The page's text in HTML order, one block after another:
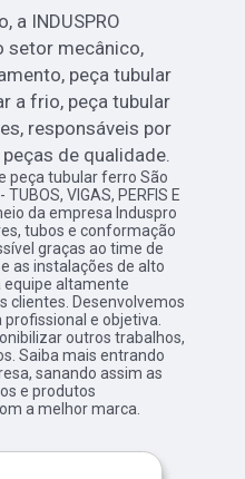
a INDUSPRO
setor mecânico,
peça tubular
a frio, peça tubular
responsáveis por
de qualidade.
peça tubular ferro São
VIGAS, PERFIS E
da empresa Induspro
tubos e conformação
graças ao time de
as instalações de alto
equipe altamente
clientes. Desenvolvemos
e objetiva.
outros trabalhos,
Saiba mais entrando
sanando assim as
e produtos
a melhor marca.